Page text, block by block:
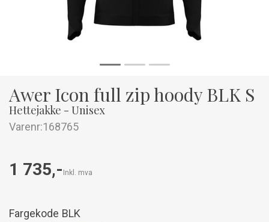
Awer Icon full zip hoody BLK S
Hettejakke - Unisex
Varenr:168765
1 735,- Inkl. mva
Fargekode BLK